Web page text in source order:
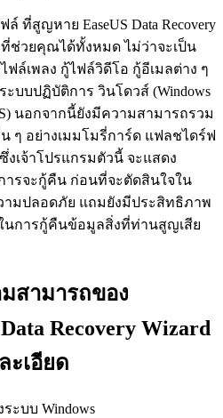
ที่สูญหาย EaseUS Data Recovery
ที่ช่วยคุณได้ทั้งหมด ไม่ว่าจะเป็น
ล์เพลง กู้ไฟล์วิดีโอ กู้อีเมลต่าง ๆ
บบปฏิบัติการ วินโดวส์ (Windows
นอกจากนี้ยังมีความสามารถรวม
ๆ อย่างเมมโมรี่การ์ด แฟลชไดร์ฟ
งเจ้าโปรแกรมตัวนี้ จะแสดง
ารจะกู้คืน ก่อนที่จะตัดสินใจใน
มปลอดภัย แถมยังมีประสิทธิภาพ
นการกู้คืนข้อมูลสิ่งที่ท่านสูญเสีย
สามารถของ
Recovery Wizard
ะเอียด
ะบบ Windows